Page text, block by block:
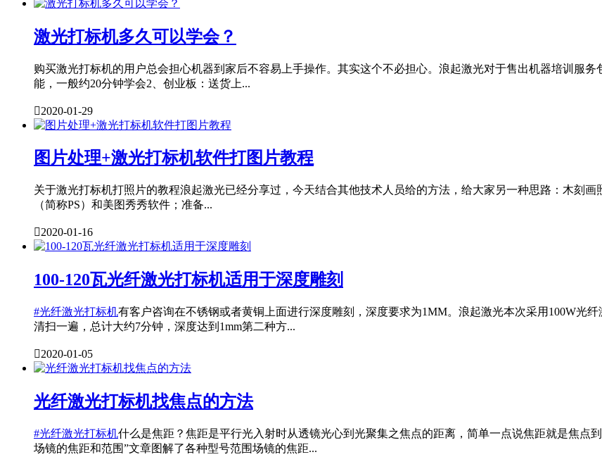
激光打标机多久可以学会？
购买激光打标机的用户总会担心机器到家后不容易上手操作。其实这个不必担心。浪起激光对于售出机器培训服
能，一般约20分钟学会2、创业板：送货上...
2020-01-29
图片处理+激光打标机软件打图片教程
关于激光打标机打照片的教程浪起激光已经分享过，今天结合其他技术人员给的方法，给大家另一种思路：木刻
（简称PS）和美图秀秀软件；准备...
2020-01-16
100-120瓦光纤激光打标机适用于深度雕刻
#光纤激光打标机有客户咨询在不锈钢或者黄铜上面进行深度雕刻，深度要求为1MM。浪起激光本次采用100W光
清扫一遍，总计大约7分钟，深度达到1mm第二种方...
2020-01-05
光纤激光打标机找焦点的方法
#光纤激光打标机什么是焦距？焦距是平行光入射时从透镜光心到光聚集之焦点的距离，简单一点说焦距就是焦点
场镜的焦距和范围”文章图解了各种型号范围场镜的焦距...